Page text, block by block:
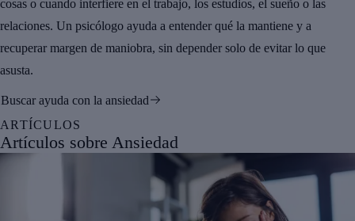
cosas o cuando interfiere en el trabajo, los estudios, el sueño o las
relaciones. Un psicólogo ayuda a entender qué la mantiene y a
recuperar margen de maniobra, sin depender solo de evitar lo que
asusta.
Buscar ayuda con la ansiedad
ARTÍCULOS
Artículos sobre Ansiedad